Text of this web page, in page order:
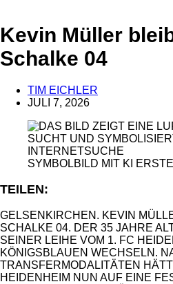
Kevin Müller
Schalke 04
TIM EICHLER
JULI 7, 2026
SYMBOLBILD MIT KI
TEILEN:
GELSENKIRCHEN. KEVIN
SCHALKE 04. DER 35 JAHRE
SEINER LEIHE VOM 1. FC
KÖNIGSBLAUEN WECHSELN.
TRANSFERMODALITÄTEN
HEIDENHEIM NUN AUF EINE